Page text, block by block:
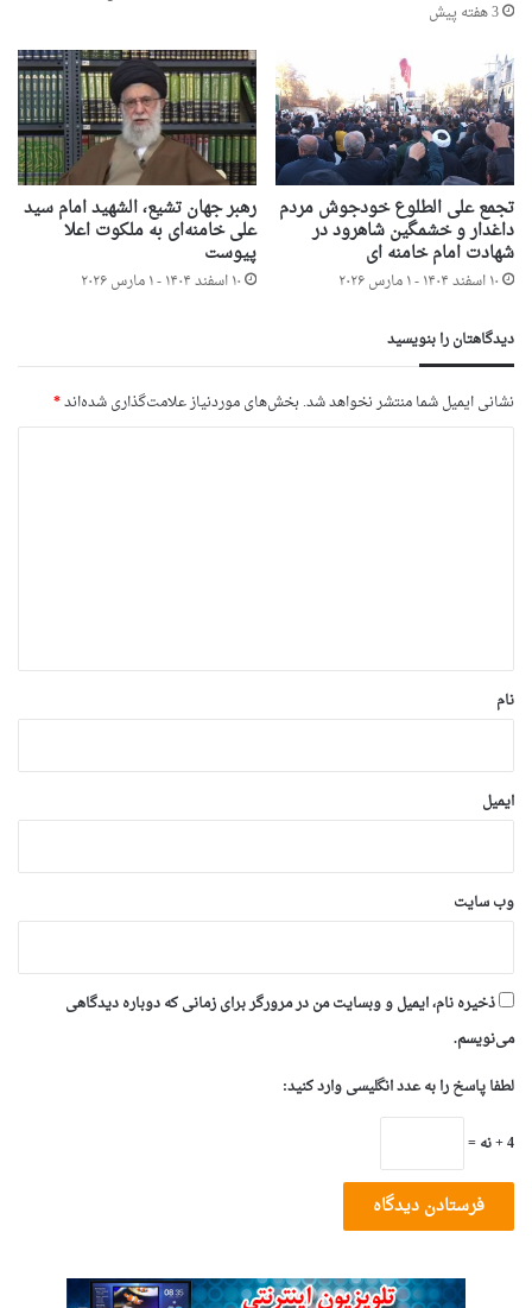
3 هفته پیش
تجمع علی الطلوع خودجوش مردم
داغدار و خشمگین شاهرود در
شهادت امام خامنه ای
۱۰ اسفند ۱۴۰۴ - ۱ مارس ۲۰۲۶
رهبر جهان تشیع، الشهید امام سید
علی خامنه‌ای به ملکوت اعلا
پیوست
۱۰ اسفند ۱۴۰۴ - ۱ مارس ۲۰۲۶
دیدگاهتان را بنویسید
نشانی ایمیل شما منتشر نخواهد شد.بخش‌های موردنیاز علامت‌گذاری شده‌اند*
نام
ایمیل
وب‌ سایت
ذخیره نام، ایمیل و وبسایت من در مرورگر برای زمانی که دوباره دیدگاهی
می‌نویسم.
لطفا پاسخ را به عدد انگلیسی وارد کنید:
4 + نه =